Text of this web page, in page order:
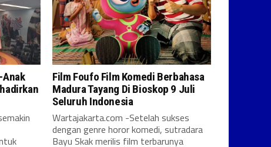
Anak
Film Foufo Film Komedi Berbahasa
Madura Tayang Di Bioskop 9 Juli
Seluruh Indonesia
Wartajakarta.com -Setelah sukses
dengan genre horor komedi, sutradara
Bayu Skak merilis film terbarunya